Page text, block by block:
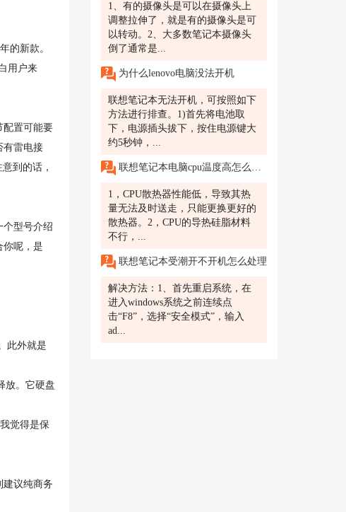
的新款。
用户来
置可能要
有雷电接
到的话，
型号介绍
你呢，是
此外就是
放。它硬盘
觉得是保
议纯商务
1、有的摄像头是可以在摄像头上
调整拉伸了，就是有的摄像头是可
以转动。2、大多数笔记本摄像头
倒了通常是...
为什么lenovo电脑没法开机
联想笔记本无法开机，可按照如下
方法进行排查。1)首先将电池取
下，电源插头拔下，按住电源键大
约5秒钟，...
联想笔记本电脑cpu温度高怎么处理
1，CPU散热器性能低，导致其热
量无法及时送走，只能更换更好的
散热器。2，CPU的导热硅脂材料
不行，...
联想笔记本受潮开不开机怎么处理
解决方法：1、首先重启系统，在
进入windows系统之前连续点
击“F8”，选择“安全模式”，输入
ad...